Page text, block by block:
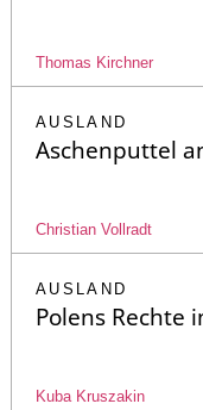
Thomas Kirchner
AUSLAND
Aschenputtel
Christian Vollradt
AUSLAND
Polens Rechte
Kuba Kruszakin